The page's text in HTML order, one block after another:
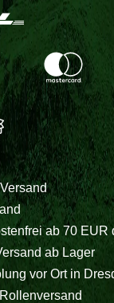
ab 70 EUR
ab Lager
vor Ort in